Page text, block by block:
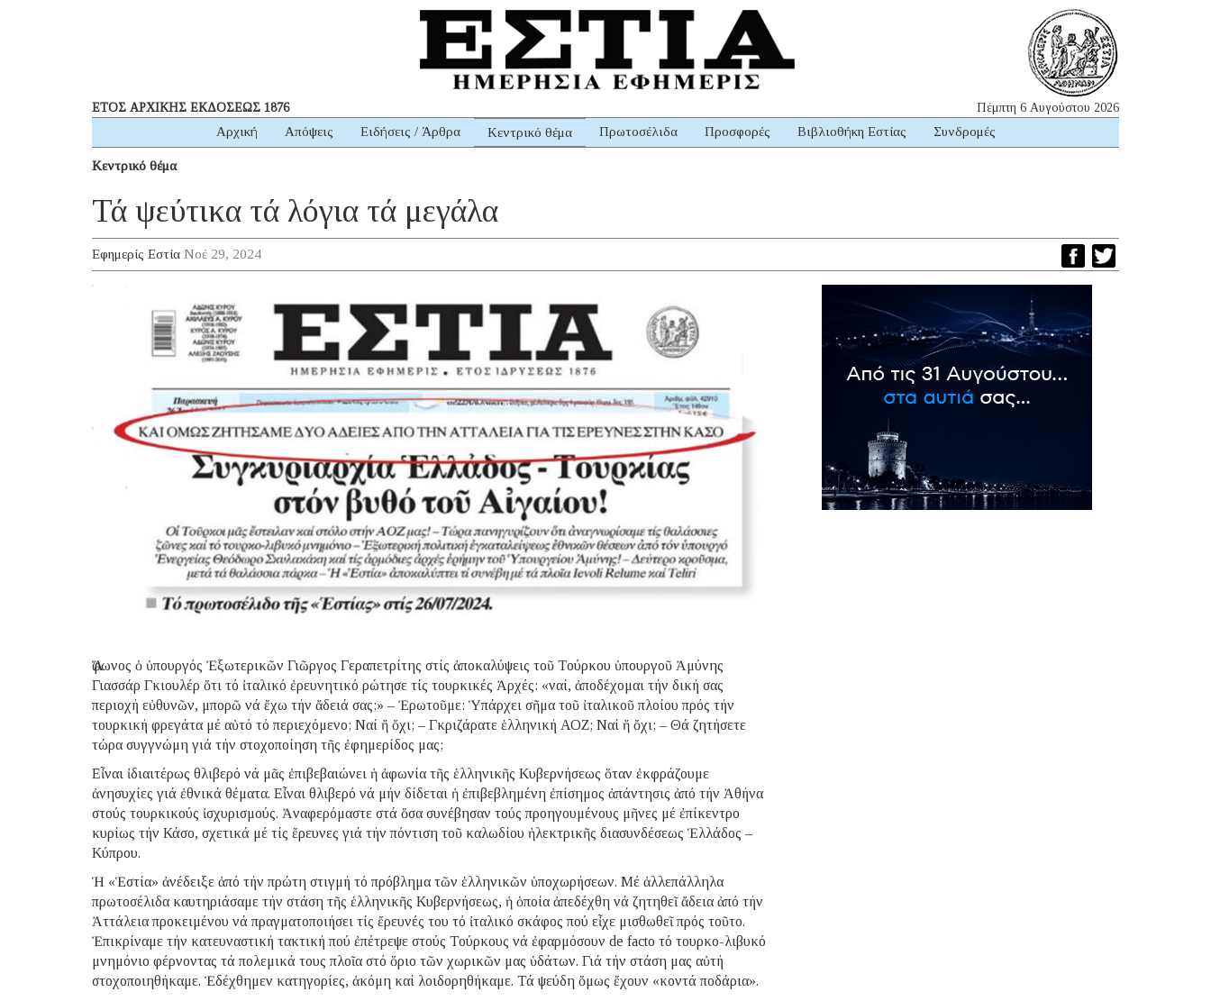
ΕΤΟΣ ΑΡΧΙΚΗΣ ΕΚΔΟΣΕΩΣ 1876 Πέμπτη 6 Αυγούστου 2026
Αρχική Απόψεις Ειδήσεις / Άρθρα Κεντρικό θέμα Πρωτοσέλιδα Προσφορές Βιβλιοθήκη Εστίας Συνδρομές
Κεντρικό θέμα
Τά ψεύτικα τά λόγια τά μεγάλα
Εφημερίς Εστία Νοέ 29, 2024
Ἄφωνος ὁ ὑπουργός Ἐξωτερικῶν Γιῶργος Γεραπετρίτης στίς ἀποκαλύψεις τοῦ Τούρκου ὑπουργοῦ Ἀμύνης
Γιασσάρ Γκιουλέρ ὅτι τό ἰταλικό ἐρευνητικό ρώτησε τίς τουρκικές Ἀρχές: «ναί, ἀποδέχομαι τήν δική σας
περιοχή εὐθυνῶν, μπορῶ νά ἔχω τήν ἄδειά σας;» – Ἐρωτοῦμε: Ὑπάρχει σῆμα τοῦ ἰταλικοῦ πλοίου πρός τήν
τουρκική φρεγάτα μέ αὐτό τό περιεχόμενο; Ναί ἤ ὄχι; – Γκριζάρατε ἑλληνική ΑΟΖ; Ναί ἤ ὄχι; – Θά ζητήσετε
τώρα συγγνώμη γιά τήν στοχοποίηση τῆς ἐφημερίδος μας;
Εἶναι ἰδιαιτέρως θλιβερό νά μᾶς ἐπιβεβαιώνει ἡ ἀφωνία τῆς ἑλληνικῆς Κυβερνήσεως ὅταν ἐκφράζουμε
ἀνησυχίες γιά ἐθνικά θέματα. Εἶναι θλιβερό νά μήν δίδεται ἡ ἐπιβεβλημένη ἐπίσημος ἀπάντησις ἀπό τήν Ἀθήνα
στούς τουρκικούς ἰσχυρισμούς. Ἀναφερόμαστε στά ὅσα συνέβησαν τούς προηγουμένους μῆνες μέ ἐπίκεντρο
κυρίως τήν Κάσο, σχετικά μέ τίς ἔρευνες γιά τήν πόντιση τοῦ καλωδίου ἠλεκτρικῆς διασυνδέσεως Ἑλλάδος –
Κύπρου.
Ἡ «Ἑστία» ἀνέδειξε ἀπό τήν πρώτη στιγμή τό πρόβλημα τῶν ἑλληνικῶν ὑποχωρήσεων. Μέ ἀλλεπάλληλα
πρωτοσέλιδα καυτηριάσαμε τήν στάση τῆς ἑλληνικῆς Κυβερνήσεως, ἡ ὁποία ἀπεδέχθη νά ζητηθεῖ ἄδεια ἀπό τήν
Ἀττάλεια προκειμένου νά πραγματοποιήσει τίς ἔρευνές του τό ἰταλικό σκάφος πού εἶχε μισθωθεῖ πρός τοῦτο.
Ἐπικρίναμε τήν κατευναστική τακτική πού ἐπέτρεψε στούς Τούρκους νά ἐφαρμόσουν de facto τό τουρκο-λιβυκό
μνημόνιο φέρνοντας τά πολεμικά τους πλοῖα στό ὅριο τῶν χωρικῶν μας ὑδάτων. Γιά τήν στάση μας αὐτή
στοχοποιηθήκαμε. Ἐδέχθημεν κατηγορίες, ἀκόμη καί λοιδορηθήκαμε. Τά ψεύδη ὅμως ἔχουν «κοντά ποδάρια».